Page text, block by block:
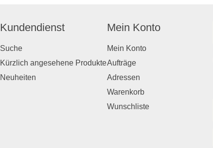
Kundendienst
Suche
Kürzlich angesehene Produkte
Neuheiten
Mein Konto
Mein Konto
Aufträge
Adressen
Warenkorb
Wunschliste